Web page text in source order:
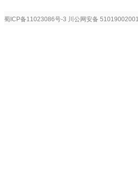
蜀ICP备11023086号-3 川公网安备